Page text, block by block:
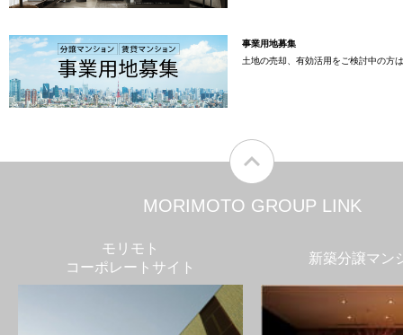
事業用地募集
土地の売却、有効活用をご検討中の方
MORIMOTO GROUP LINK
モリモト
コーポレートサイト
新築分譲マン